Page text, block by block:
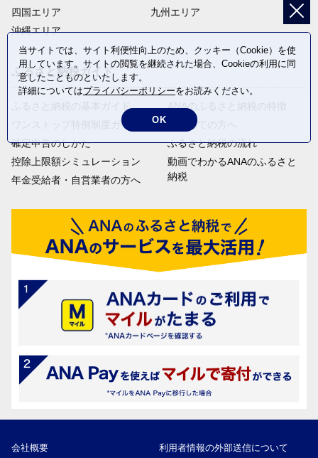
四国エリア
沖縄エリア
九州エリア
ふるさと納税ガイド
ふるさと納税の基本ガイド
ワンストップ特例制度ガイド
確定申告のしかた
控除上限額シミュレーション
年金受給者・自営業者の方へ
ANAのふるさと納税の特徴
はじめての方へ
ふるさと納税の流れ
動画でわかるANAのふるさと
納税
会社概要 利用者情報の外部送信について
当サイトでは、サイト利便性向上のため、クッキー（Cookie）を使
用しています。サイトの閲覧を継続された場合、Cookieの利用に同
意したことものといたします。
詳細についてはプライバシーポリシーをお読みください。
OK